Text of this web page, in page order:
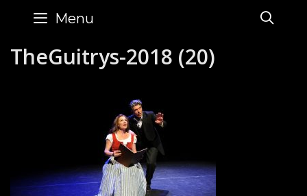
content
Menu
TheGuitrys-2018 (20)